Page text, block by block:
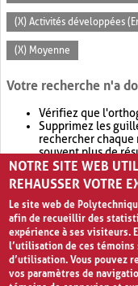
(X) Activités développées
(X) Moyenne
Votre recherche n'a
Vérifiez que
Supprimez les
rechercher chaque
souvent plus de
Envisagez d'élargir
retournera
NOTRE SITE WEB
REHAUSSER VOTRE
Le site web de
afin de recueillir des
expérience à ses visiteurs.
l’utilisation de ces
d’utilisation. Vous pouvez
vos paramètres de